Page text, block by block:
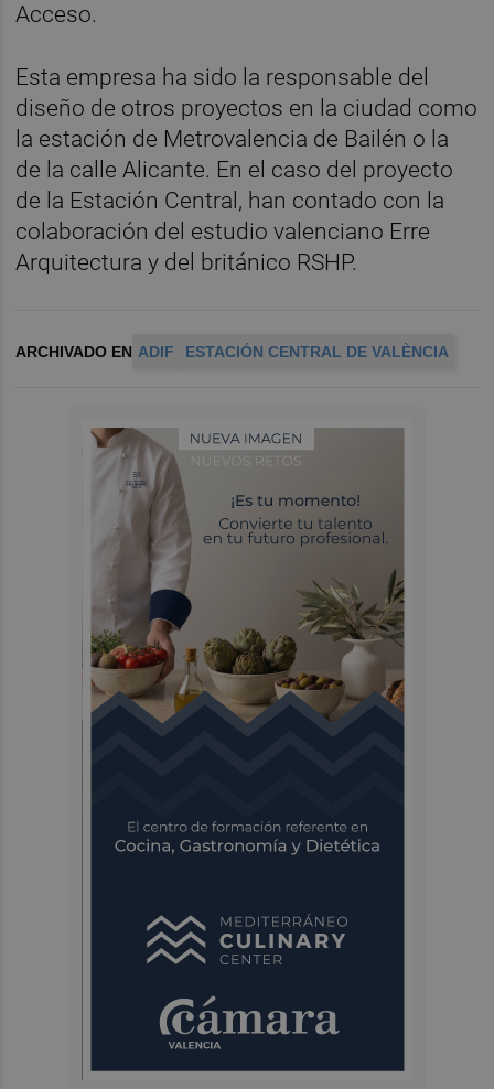
Acceso.
Esta empresa ha sido la responsable del
diseño de otros proyectos en la ciudad como
la estación de Metrovalencia de Bailén o la
de la calle Alicante. En el caso del proyecto
de la Estación Central, han contado con la
colaboración del estudio valenciano Erre
Arquitectura y del británico RSHP.
ARCHIVADO EN ADIF ESTACIÓN CENTRAL DE VALÈNCIA